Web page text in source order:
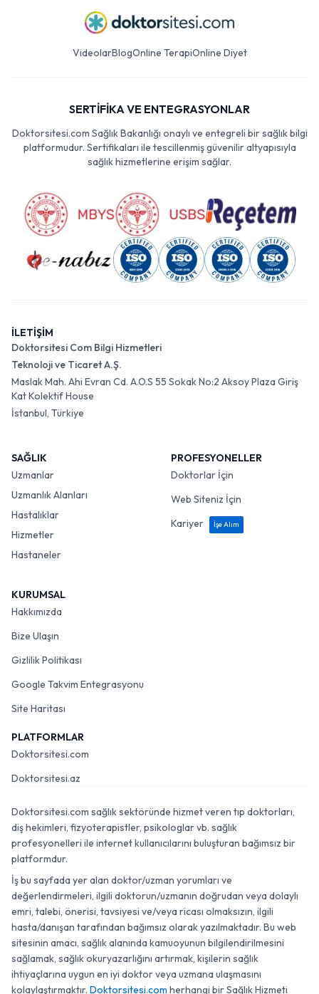
VideolarBlogOnline TerapiOnline Diyet
SERTİFİKA VE ENTEGRASYONLAR
Doktorsitesi.com Sağlık Bakanlığı onaylı ve entegreli bir sağlık bilgi
platformudur. Sertifikaları ile tescillenmiş güvenilir altyapısıyla
sağlık hizmetlerine erişim sağlar.
İLETİŞİM
Doktorsitesi Com Bilgi Hizmetleri
Teknoloji ve Ticaret A.Ş.
Maslak Mah. Ahi Evran Cd. A.O.S 55 Sokak No:2 Aksoy Plaza Giriş
Kat Kolektif House
İstanbul, Türkiye
SAĞLIK
Uzmanlar
Uzmanlık Alanları
Hastalıklar
Hizmetler
Hastaneler
PROFESYONELLER
Doktorlar İçin
Web Siteniz İçin
Kariyer
İşe Alım
KURUMSAL
Hakkımızda
Bize Ulaşın
Gizlilik Politikası
Google Takvim Entegrasyonu
Site Haritası
PLATFORMLAR
Doktorsitesi.com
Doktorsitesi.az
Doktorsitesi.com sağlık sektöründe hizmet veren tıp doktorları,
diş hekimleri, fizyoterapistler, psikologlar vb. sağlık
profesyonelleri ile internet kullanıcılarını buluşturan bağımsız bir
platformdur.
İş bu sayfada yer alan doktor/uzman yorumları ve
değerlendirmeleri, ilgili doktorun/uzmanın doğrudan veya dolaylı
emri, talebi, önerisi, tavsiyesi ve/veya ricası olmaksızın, ilgili
hasta/danışan tarafından bağımsız olarak yazılmaktadır. Bu web
sitesinin amacı, sağlık alanında kamuoyunun bilgilendirilmesini
sağlamak, sağlık okuryazarlığını artırmak, kişilerin sağlık
ihtiyaçlarına uygun en iyi doktor veya uzmana ulaşmasını
kolaylaştırmaktır. Doktorsitesi.com herhangi bir Sağlık Hizmeti